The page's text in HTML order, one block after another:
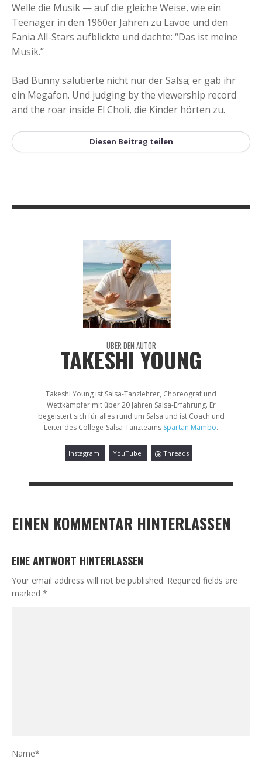
Welle die Musik — auf die gleiche Weise, wie ein
Teenager in den 1960er Jahren zu Lavoe und den
Fania All-Stars aufblickte und dachte: “Das ist meine
Musik.”
Bad Bunny salutierte nicht nur der Salsa; er gab ihr
ein Megafon. Und judging by the viewership record
and the roar inside El Choli, die Kinder hörten zu.
Diesen Beitrag teilen
ÜBER DEN AUTOR
TAKESHI YOUNG
Takeshi Young ist Salsa-Tanzlehrer, Choreograf und
Wettkämpfer mit über 20 Jahren Salsa-Erfahrung. Er
begeistert sich für alles rund um Salsa und ist Coach und
Leiter des College-Salsa-Tanzteams Spartan Mambo.
Instagram YouTube Threads
EINEN KOMMENTAR HINTERLASSEN
EINE ANTWORT HINTERLASSEN
Your email address will not be published. Required fields are
marked *
Name*